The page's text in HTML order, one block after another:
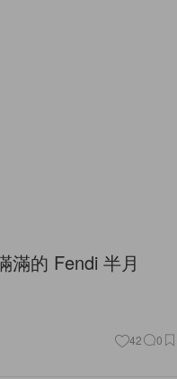
滿的 Fendi 半月
42 0